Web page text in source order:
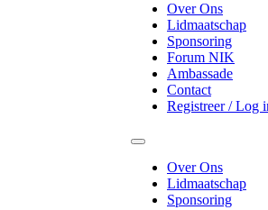
Over Ons
Lidmaatschap
Sponsoring
Forum NIK
Ambassade
Contact
Registreer / Log
Over Ons
Lidmaatschap
Sponsoring